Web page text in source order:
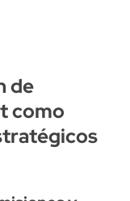
de
como